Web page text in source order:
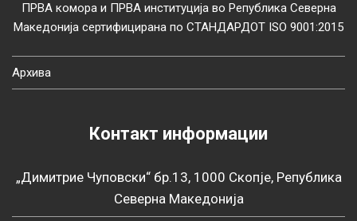
ПРВА комора и ПРВА институција во Република Северна
Македонија сертифицирана по СТАНДАРДОТ ISO 9001:2015
Архива
Контакт информации
„Димитрие Чуповски“ бр.13, 1000 Скопје, Република
Северна Македонија